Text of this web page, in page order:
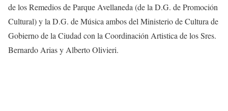
de los Remedios de Parque Avellaneda (de la D.G. de Promoción
Cultural) y la D.G. de Música ambos del Ministerio de Cultura de
Gobierno de la Ciudad con la Coordinación Artistica de los Sres.
Bernardo Arias y Alberto Olivieri.